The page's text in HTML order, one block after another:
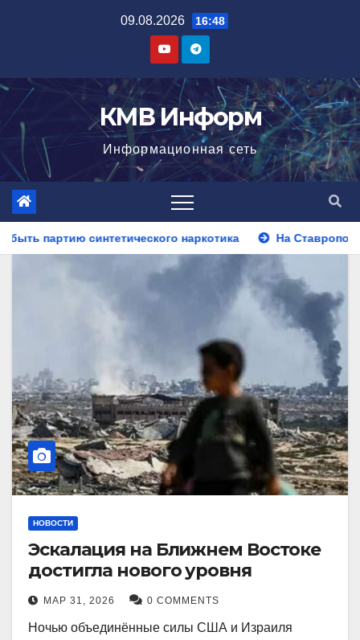
09.08.2026 16:48
КМВ Информ
Информационная сеть
наркотика На Ставрополье полицейские установили
НОВОСТИ
Эскалация на Ближнем Востоке
достигла нового уровня
МАР 31, 2026 0 COMMENTS
Ночью объединённые силы США и Израиля